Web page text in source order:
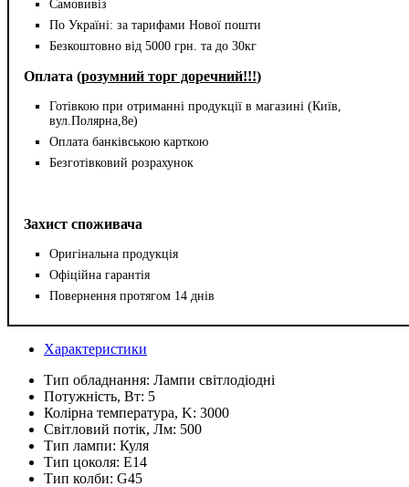
Самовивіз
По Україні: за тарифами Нової пошти
Безкоштовно від 5000 грн. та до 30кг
Оплата (розумний торг доречний!!!)
Готівкою при отриманні продукції в магазині (Київ,
вул.Полярна,8е)
Оплата банківською карткою
Безготівковий розрахунок
Захист споживача
Оригінальна продукція
Офіційна гарантія
Повернення протягом 14 днів
Характеристики
Тип обладнання: Лампи світлодіодні
Потужність, Вт: 5
Колірна температура, K: 3000
Світловий потік, Лм: 500
Тип лампи: Куля
Тип цоколя: E14
Тип колби: G45